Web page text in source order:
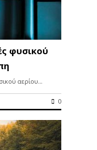
φυσικού
αερίου...
0